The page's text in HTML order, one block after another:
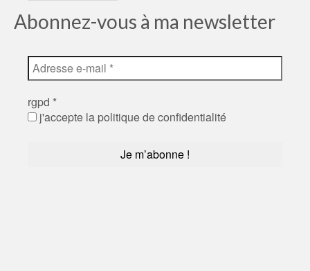
Abonnez-vous à ma newsletter
rgpd *
j'accepte la politique de confidentialité